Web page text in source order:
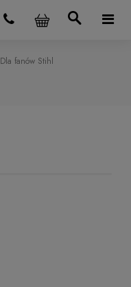
Dla fanów Stihl